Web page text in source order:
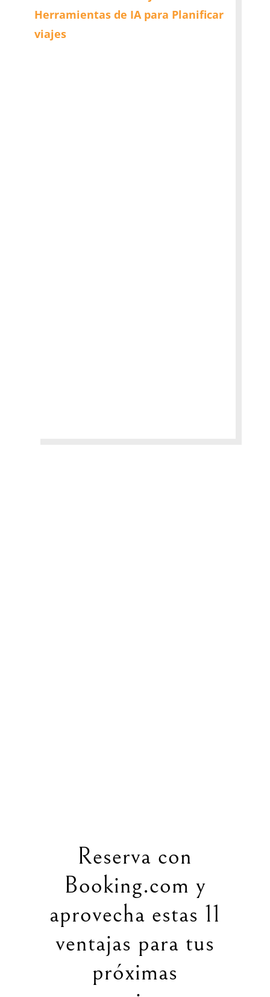
Herramientas de IA para Planificar
viajes
Reserva con
Booking.com y
aprovecha estas 11
ventajas para tus
próximas